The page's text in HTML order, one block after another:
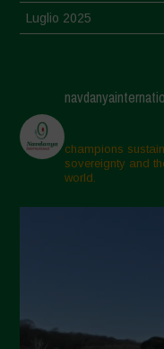
Luglio 2025
Aprile 2025
Marzo 2025
Febbraio 2025
Gennaio 2025
Settembre 2024
champions
sovereignty and
world.